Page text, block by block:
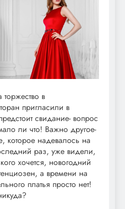
торжество в
пригласили в
свидание- вопрос
ли что! Важно другое-
которое надевалось на
раз, уже видели,
хочется, новогодний
а времени на
платья просто нет!